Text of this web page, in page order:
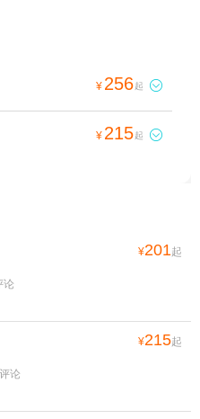
¥ 256起 
¥ 215起 
¥201起
论
¥215起
论